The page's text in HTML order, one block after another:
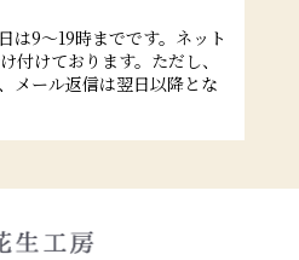
は9～19時までです。ネット
付けております。ただし、
メール返信は翌日以降とな